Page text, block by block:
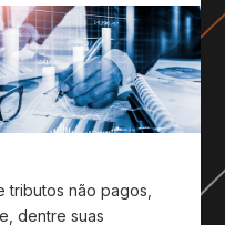
tributos não pagos,
dentre suas